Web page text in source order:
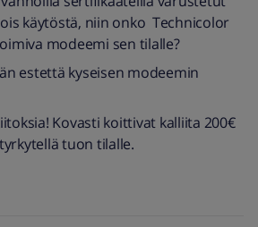
käytöstä, niin onko Technicolor
modeemi sen tilalle?
estettä kyseisen modeemin
Kovasti koittivat kalliita 200€
tuon tilalle.